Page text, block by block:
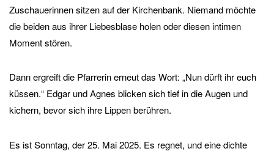
Zuschauerinnen sitzen auf der Kirchenbank. Niemand möchte
die beiden aus ihrer Liebesblase holen oder diesen intimen
Moment stören.
Dann ergreift die Pfarrerin erneut das Wort: „Nun dürft ihr euch
küssen.“ Edgar und Agnes blicken sich tief in die Augen und
kichern, bevor sich ihre Lippen berühren.
Es ist Sonntag, der 25. Mai 2025. Es regnet, und eine dichte